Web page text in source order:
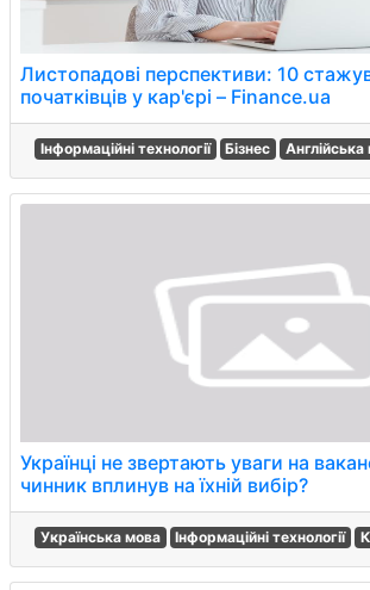
Листопадові перспективи: 10
початківців у кар'єрі – Finance.ua
Інформаційні технології Бізнес
Українці не звертають уваги на
чинник вплинув на їхній вибір?
Українська мова Інформаційні технології